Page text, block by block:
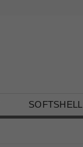
SOFTSHELL